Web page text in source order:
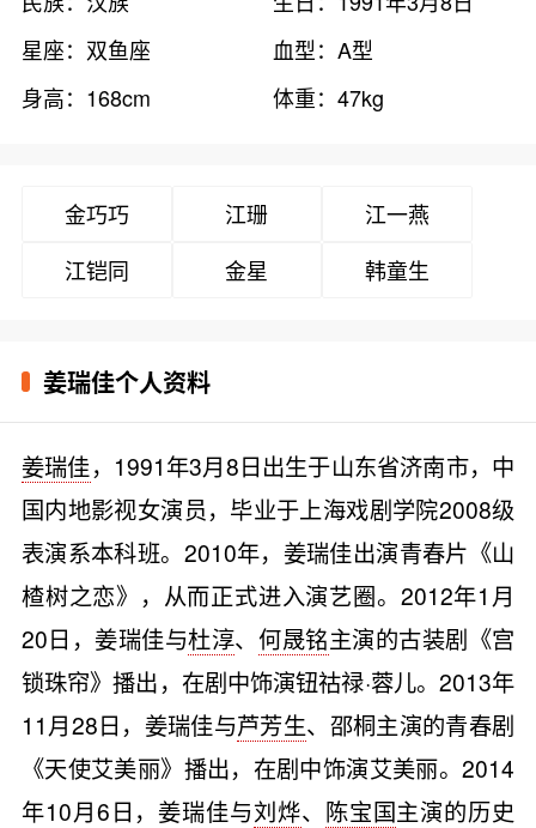
星座：双鱼座
血型：A型
身高：168cm
体重：47kg
金巧巧 江珊
江一燕
江铠同
金星 韩童生
姜瑞佳个人资料
姜瑞佳，1991年3月8日出生于山东省济南市，中
国内地影视女演员，毕业于上海戏剧学院2008级
表演系本科班。2010年，姜瑞佳出演青春片《山
楂树之恋》，从而正式进入演艺圈。2012年1月
20日，姜瑞佳与杜淳、 何晟铭主演的古装剧《宫
锁珠帘》播出，在剧中饰演钮祜禄·蓉儿。2013年
11月28日，姜瑞佳与芦芳生、邵桐主演的青春剧
《天使艾美丽》播出，在剧中饰演艾美丽。2014
年10月6日，姜瑞佳与刘烨、 陈宝国主演的历史